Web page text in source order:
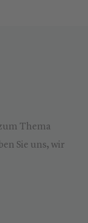
Thema
Sie uns, wir